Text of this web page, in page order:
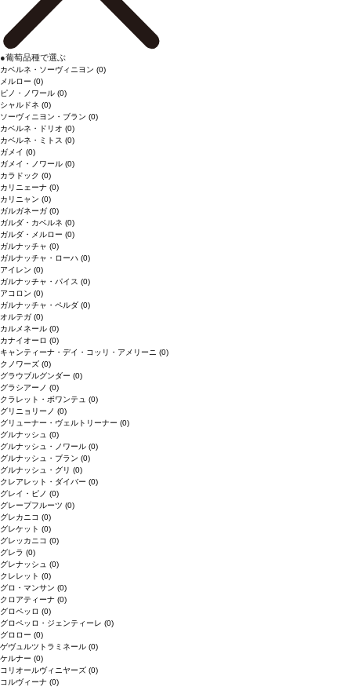
●葡萄品種で選ぶ
カベルネ・ソーヴィニヨン (0)
メルロー (0)
ピノ・ノワール (0)
シャルドネ (0)
ソーヴィニヨン・ブラン (0)
カベルネ・ドリオ (0)
カベルネ・ミトス (0)
ガメイ (0)
ガメイ・ノワール (0)
カラドック (0)
カリニェーナ (0)
カリニャン (0)
ガルガネーガ (0)
ガルダ・カベルネ (0)
ガルダ・メルロー (0)
ガルナッチャ (0)
ガルナッチャ・ローハ (0)
アイレン (0)
ガルナッチャ・パイス (0)
アコロン (0)
ガルナッチャ・ペルダ (0)
オルテガ (0)
カルメネール (0)
カナイオーロ (0)
キャンティーナ・デイ・コッリ・アメリーニ (0)
クノワーズ (0)
グラウブルグンダー (0)
グラシアーノ (0)
クラレット・ボワンテュ (0)
グリニョリーノ (0)
グリューナー・ヴェルトリーナー (0)
グルナッシュ (0)
グルナッシュ・ノワール (0)
グルナッシュ・ブラン (0)
グルナッシュ・グリ (0)
クレアレット・ダイバー (0)
グレイ・ピノ (0)
グレープフルーツ (0)
グレカニコ (0)
グレケット (0)
グレッカニコ (0)
グレラ (0)
グレナッシュ (0)
クレレット (0)
グロ・マンサン (0)
クロアティーナ (0)
グロペッロ (0)
グロペッロ・ジェンティーレ (0)
グロロー (0)
ゲヴュルツトラミネール (0)
ケルナー (0)
コリオールヴィニヤーズ (0)
コルヴィーナ (0)